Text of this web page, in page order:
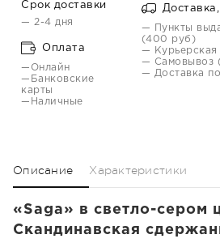
Срок доставки
— 2-4 дня
Оплата
—Онлайн
—Банковские
карты
—Наличные
— Пункты
(400 руб)
— Курьерская
— Самовывоз
— Доставка
Описание Характеристики
«Saga» в светло-сером
Скандинавская